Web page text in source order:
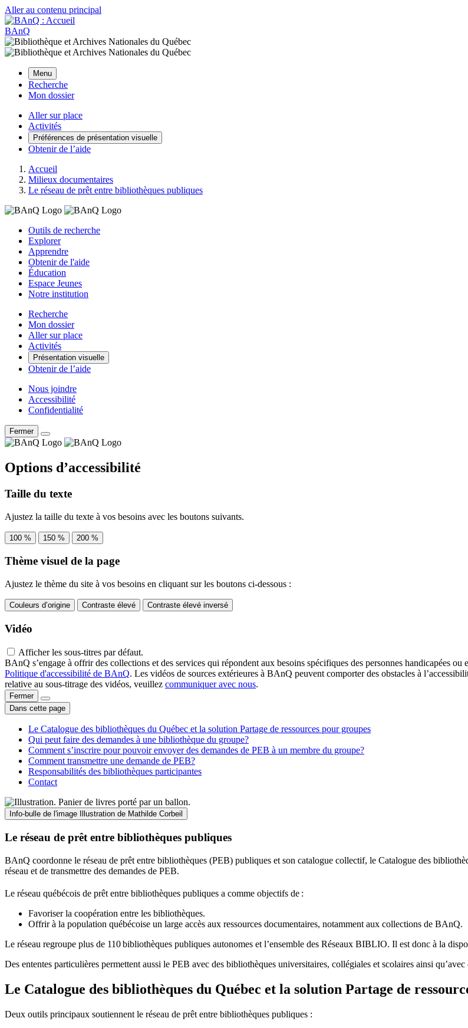
Aller au contenu principal
BAnQ
Menu
Recherche
Mon dossier
Aller sur place
Activités
Préférences de présentation visuelle
Obtenir de l’aide
Accueil
Milieux documentaires
Le réseau de prêt entre bibliothèques publiques
Outils de recherche
Explorer
Apprendre
Obtenir de l'aide
Éducation
Espace Jeunes
Notre institution
Recherche
Mon dossier
Aller sur place
Activités
Présentation visuelle
Obtenir de l’aide
Nous joindre
Accessibilité
Confidentialité
Fermer
Options d’accessibilité
Taille du texte
Ajustez la taille du texte à vos besoins avec les boutons suivants.
100 % 150 % 200 %
Thème visuel de la page
Ajustez le thème du site à vos besoins en cliquant sur les boutons ci-dessous :
Couleurs d’origine Contraste élevé Contraste élevé inversé
Vidéo
Afficher les sous-titres par défaut.
BAnQ s’engage à offrir des collections et des services qui répondent aux besoins spécifiques des personnes handicapées
Politique d'accessibilité de BAnQ. Les vidéos de sources extérieures à BAnQ peuvent comporter des obstacles à
relative au sous-titrage des vidéos, veuillez communiquer avec nous.
Fermer
Dans cette page
Le Catalogue des bibliothèques du Québec et la solution Partage de ressources pour groupes
Qui peut faire des demandes à une bibliothèque du groupe?
Comment s’inscrire pour pouvoir envoyer des demandes de PEB à un membre du groupe?
Comment transmettre une demande de PEB?
Responsabilités des bibliothèques participantes
Contact
Info-bulle de l'image Illustration de Mathilde Corbeil
Le réseau de prêt entre bibliothèques publiques
BAnQ coordonne le réseau de prêt entre bibliothèques (PEB) publiques et son catalogue collectif, le Catalogue des
réseau et de transmettre des demandes de PEB.
Le réseau québécois de prêt entre bibliothèques publiques a comme objectifs de :
Favoriser la coopération entre les bibliothèques.
Offrir à la population québécoise un large accès aux ressources documentaires, notamment aux collections de BAnQ.
Le réseau regroupe plus de 110bibliothèques publiques autonomes et l’ensemble des Réseaux BIBLIO. Il est donc à la
Des ententes particulières permettent aussi le PEB avec des bibliothèques universitaires, collégiales et scolaires ainsi
Le Catalogue des bibliothèques du Québec et la solution Partage de
Deux outils principaux soutiennent le réseau de prêt entre bibliothèques publiques :